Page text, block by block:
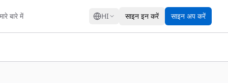
बारे में HI साइन इन करें साइन अप करें